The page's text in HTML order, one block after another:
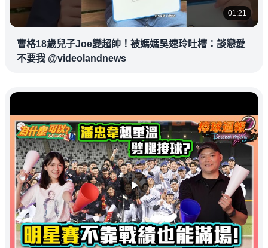
01:21
曹格18歲兒子Joe變超帥！被媽媽吳速玲吐槽：談戀愛
不要我 @videolandnews